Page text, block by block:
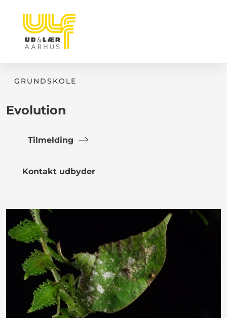
GRUNDSKOLE
Evolution
Tilmelding
Kontakt udbyder